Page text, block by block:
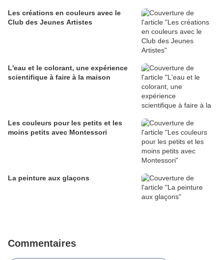
Les créations en couleurs avec le
Club des Jeunes Artistes
L'eau et le colorant, une expérience
scientifique à faire à la maison
Les couleurs pour les petits et les
moins petits avec Montessori
La peinture aux glaçons
Commentaires